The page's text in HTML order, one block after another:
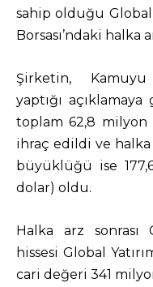
sahip olduğu
Borsası’ndaki halka
Şirketin, Kamuyu
yaptığı
toplam 62,8 milyon
ihraç edildi ve halka
büyüklüğü ise
dolar) oldu.
Halka arz sonrası
hissesi Global
cari değeri 341